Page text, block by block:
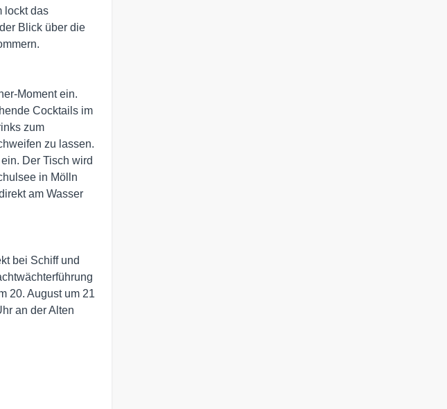
lockt das
Blick über die
Moment ein.
Cocktails im
zum
zu lassen.
Der Tisch wird
in Mölln
am Wasser
bei Schiff und
20. August um 21
an der Alten